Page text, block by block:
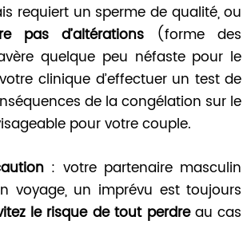
requiert un sperme de qualité, ou
pas d’altérations (forme des
quelque peu néfaste pour le
clinique d’effectuer un test de
de la congélation sur le
pour votre couple.
: votre partenaire masculin
voyage, un imprévu est toujours
le risque de tout perdreau cas